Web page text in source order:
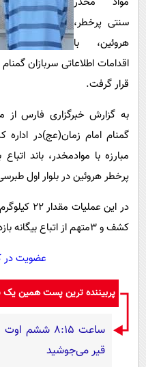
سنتی پرخطر،
هروئین، با
اقدامات اطلاعاتی سربازان
قرار گرفت.
به گزارش خبرگزاری فارس از
گمنام امام زمان(عج)در
مبارزه با موادمخدر، باند
پرخطر هروئین در بلوار اول
در این
کشف و ۳متهم از اتباع بیگانه بازداشت و یک خودرو۲۰۶ توقیف شد.
عضویت در
پربیننده ترین پست همین
ساعت ۸:۱۵
قیر می‌جوشید